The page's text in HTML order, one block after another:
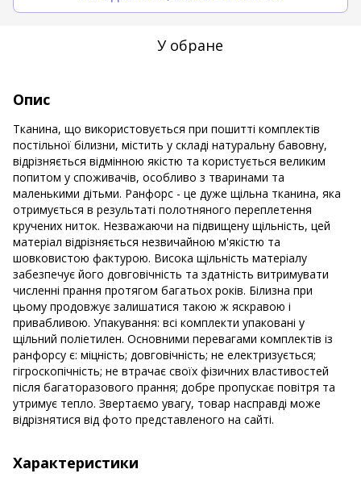
У обране
Опис
Тканина, що використовується при пошитті комплектів
постільної білизни, містить у складі натуральну бавовну,
відрізняється відмінною якістю та користується великим
попитом у споживачів, особливо з тваринами та
маленькими дітьми. Ранфорс - це дуже щільна тканина, яка
отримується в результаті полотняного переплетення
кручених ниток. Незважаючи на підвищену щільність, цей
матеріал відрізняється незвичайною м'якістю та
шовковистою фактурою. Висока щільність матеріалу
забезпечує його довговічність та здатність витримувати
численні прання протягом багатьох років. Білизна при
цьому продовжує залишатися такою ж яскравою і
привабливою. Упакування: всі комплекти упаковані у
щільний поліетилен. Основними перевагами комплектів із
ранфорсу є: міцність; довговічність; не електризується;
гігроскопічність; не втрачає своїх фізичних властивостей
після багаторазового прання; добре пропускає повітря та
утримує тепло. Звертаємо увагу, товар насправді може
відрізнятися від фото представленого на сайті.
Характеристики